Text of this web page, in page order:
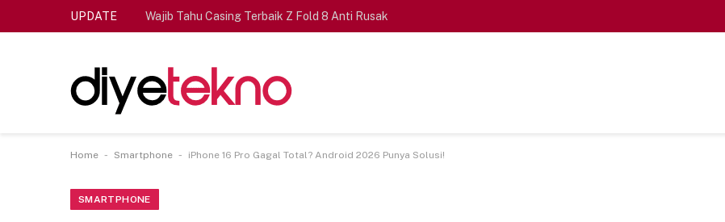
UPDATE Wajib Tahu Casing Terbaik Z Fold 8 Anti Rusak
Home - Smartphone - iPhone 16 Pro Gagal Total? Android 2026 Punya Solusi!
SMARTPHONE